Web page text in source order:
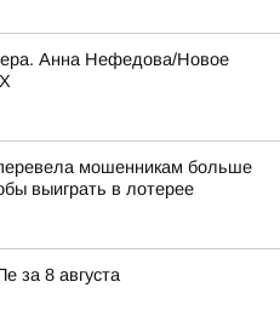
Анна Нефедова/Новое
мошенникам больше
выиграть в лотерее
за 8 августа